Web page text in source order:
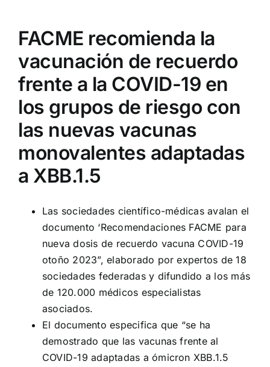
Contacto
FACME recomienda la
vacunación de recuerdo
frente a la COVID-19 en
los grupos de riesgo con
las nuevas vacunas
monovalentes adaptadas
a XBB.1.5
Las sociedades científico-médicas avalan el
documento ‘Recomendaciones FACME para
nueva dosis de recuerdo vacuna COVID-19
otoño 2023”, elaborado por expertos de 18
sociedades federadas y difundido a los más
de 120.000 médicos especialistas
asociados.
El documento especifica que “se ha
demostrado que las vacunas frente al
COVID-19 adaptadas a ómicron XBB.1.5